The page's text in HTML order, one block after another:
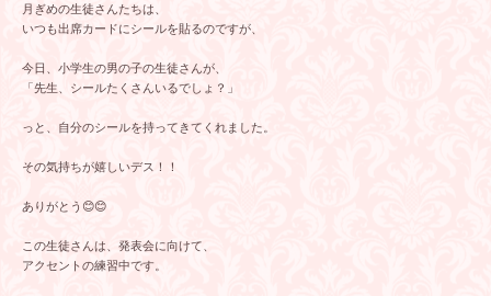
月ぎめの生徒さんたちは、
いつも出席カードにシールを貼るのですが、
今日、小学生の男の子の生徒さんが、
「先生、シールたくさんいるでしょ？」
っと、自分のシールを持ってきてくれました。
その気持ちが嬉しいデス！！
ありがとう😊😊
この生徒さんは、発表会に向けて、
アクセントの練習中です。